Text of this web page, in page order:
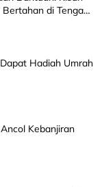
di Tengah
Hadiah Umrah
Kebanjiran